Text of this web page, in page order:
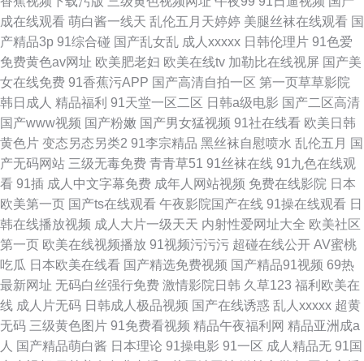
成在线观看 萌白酱一线天 乱伦五月天婷婷 美腿丝袜在线观看 国
产精品3p 91综合碰 国产乱女乱 成人xxxxx 日韩伦理片 91色爱
免费黄色av网址 欧美肥老妇 欧美在线tv 加勒比在线视屏 国产美
女在线免费 91香蕉污APP 国产高清自拍一区 第一页草草影院
韩日成人 精品福利 91天堂一区二区 日韩a级电影 国产二区高清
国产www视频 国产粉嫩 国产男女猛视频 91社在线看 欧美日韩
黄色片 变态另态另类2 91李宗精品 黑丝袜自慰喷水 乱伦五月 国
产无码网站 三级无毒免费 青青草51 91丝袜在线 91九色在线观
看 91插 成人中文字幕免费 成年人网站视频 免费在线影院 日本
欧美第一页 国产ts在线观看 午夜影院国产在线 91操在线观看 日
韩在线播放视频 成人大片一级天天 内射性爱网址大全 欧美社区
第一页 欧美在线视频播放 91视频污污污 超碰在线公开 AV蜜桃
吃瓜 日本欧美在线看 国产精选免费视频 国产精品91视频 69热
最新网址 无码白丝强行免费 激情影院日韩 久草123 福利欧美在
线 成人片无码 日韩成人极品视频 国产在线诱惑 乱人xxxxx 超黄
无码 三级黄色图片 91免费看视频 精品午夜福利网 精品亚洲成a
人 国产精品萌白酱 日本理论 91操电影 91一区 成人精品无 91国